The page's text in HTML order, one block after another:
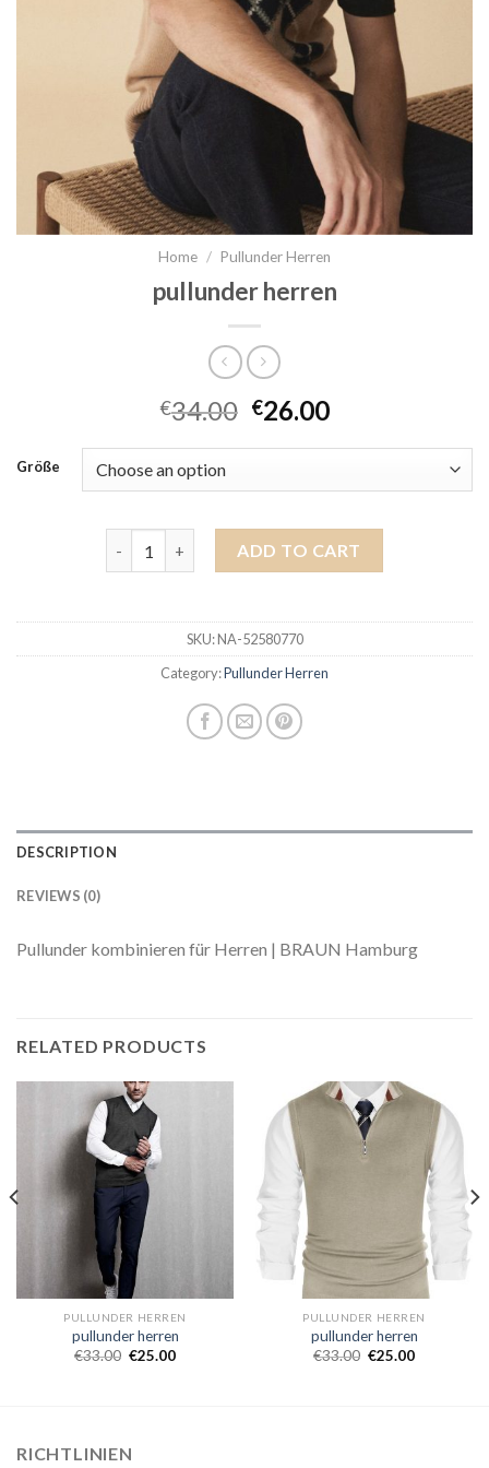
Home / Pullunder Herren
pullunder herren
€34.00 €26.00
Größe
ADD TO CART
SKU:NA-52580770
Category:Pullunder Herren
DESCRIPTION
REVIEWS (0)
Pullunder kombinieren für Herren | BRAUN Hamburg
RELATED PRODUCTS
PULLUNDER HERREN
pullunder herren
€33.00 €25.00
PULLUNDER HERREN
pullunder herren
€33.00 €25.00
RICHTLINIEN